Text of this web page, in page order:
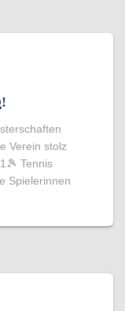
Verein stolz
Tennis
Spielerinnen